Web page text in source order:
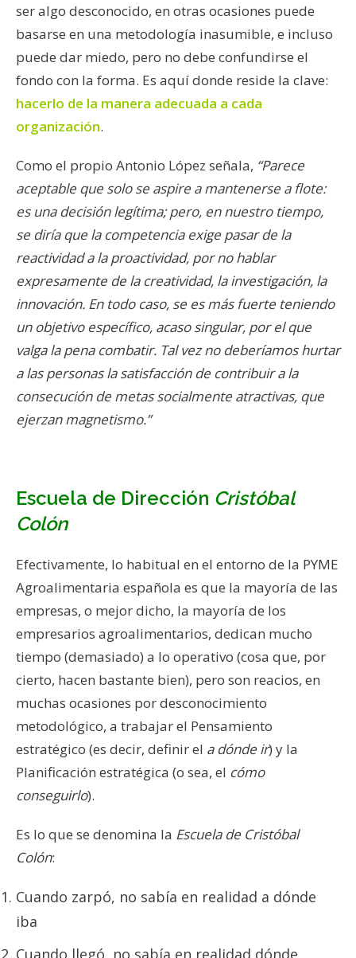
ser algo desconocido, en otras ocasiones puede
basarse en una metodología inasumible, e incluso
puede dar miedo, pero no debe confundirse el
fondo con la forma. Es aquí donde reside la clave:
hacerlo de la manera adecuada a cada
organización.
Como el propio Antonio López señala, “Parece
aceptable que solo se aspire a mantenerse a flote:
es una decisión legítima; pero, en nuestro tiempo,
se diría que la competencia exige pasar de la
reactividad a la proactividad, por no hablar
expresamente de la creatividad, la investigación, la
innovación. En todo caso, se es más fuerte teniendo
un objetivo específico, acaso singular, por el que
valga la pena combatir. Tal vez no deberíamos hurtar
a las personas la satisfacción de contribuir a la
consecución de metas socialmente atractivas, que
ejerzan magnetismo.”
Escuela de Dirección Cristóbal
Colón
Efectivamente, lo habitual en el entorno de la PYME
Agroalimentaria española es que la mayoría de las
empresas, o mejor dicho, la mayoría de los
empresarios agroalimentarios, dedican mucho
tiempo (demasiado) a lo operativo (cosa que, por
cierto, hacen bastante bien), pero son reacios, en
muchas ocasiones por desconocimiento
metodológico, a trabajar el Pensamiento
estratégico (es decir, definir el a dónde ir) y la
Planificación estratégica (o sea, el cómo
conseguirlo).
Es lo que se denomina la Escuela de Cristóbal
Colón:
Cuando zarpó, no sabía en realidad a dónde
iba
Cuando llegó, no sabía en realidad dónde